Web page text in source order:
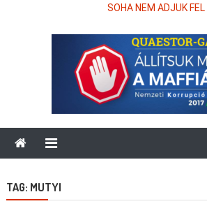
SOHA NEM ADJUK FEL
TAG: MUTYI